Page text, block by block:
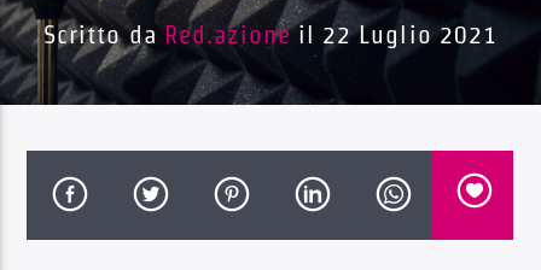
Traccia corrente
Scritto da Red.azioneil 22 Luglio 2021